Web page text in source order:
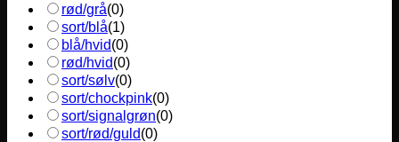
rød/grå(0)
sort/blå(1)
blå/hvid(0)
rød/hvid(0)
sort/sølv(0)
sort/chockpink(0)
sort/signalgrøn(0)
sort/rød/guld(0)